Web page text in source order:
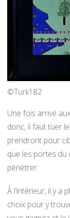
©Turk182
Une fois arrivé
donc, il faut tuer
prendront pour
que les portes du
pénétrer.
À l’intérieur, il y a
choix pour y